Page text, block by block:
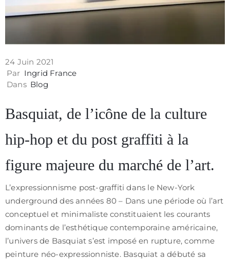
Politique
de
24 Juin 2021
Par Ingrid France
Dans Blog
Basquiat, de l’icône de la culture
hip-hop et du post graffiti à la
figure majeure du marché de l’art.
L’expressionnisme post-graffiti dans le New-York
underground des années 80 – Dans une période où l’art
conceptuel et minimaliste constituaient les courants
dominants de l’esthétique contemporaine américaine,
l’univers de Basquiat s’est imposé en rupture, comme
peinture néo-expressionniste. Basquiat a débuté sa